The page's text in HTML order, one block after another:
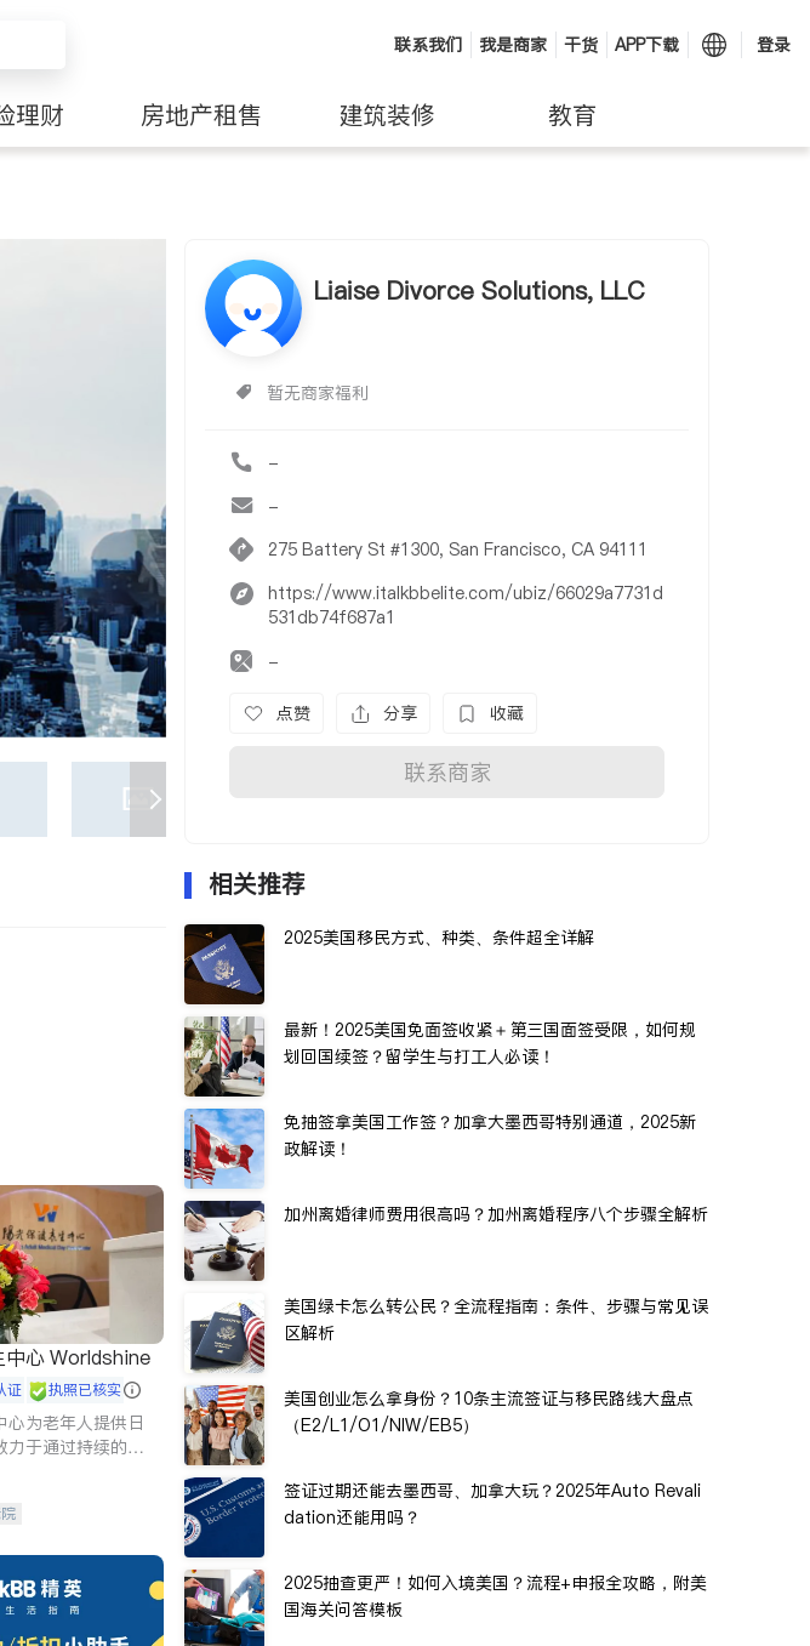
联系我们 我是商家 干货 APP下载 登录
理财 房地产租售 建筑装修 教育
Liaise Divorce Solutions, LLC
暂无商家福利
-
-
275 Battery St #1300, San Francisco, CA 94111
https://www.italkbbelite.com/ubiz/66029a7731d
531db74f687a1
-
点赞 分享 收藏
联系商家
中心 Worldshine
证 执照已核实
心为老年人提供日
力于通过持续的护
相关推荐
2025美国移民方式、种类、条件超全详解
最新！2025美国免面签收紧＋第三国面签受限，如何规
划回国续签？留学生与打工人必读！
免抽签拿美国工作签？加拿大墨西哥特别通道，2025新
政解读！
加州离婚律师费用很高吗？加州离婚程序八个步骤全解析
美国绿卡怎么转公民？全流程指南：条件、步骤与常见误
区解析
美国创业怎么拿身份？10条主流签证与移民路线大盘点
（E2/L1/O1/NIW/EB5）
签证过期还能去墨西哥、加拿大玩？2025年Auto Revali
dation还能用吗？
2025抽查更严！如何入境美国？流程+申报全攻略，附美
国海关问答模板